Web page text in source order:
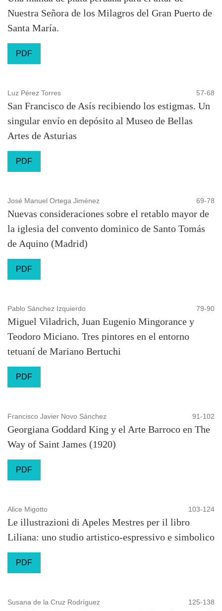
Nuestra Señora de los Milagros del Gran Puerto de
Santa María.
PDF
Luz Pérez Torres 57-68
San Francisco de Asís recibiendo los estigmas. Un
singular envío en depósito al Museo de Bellas
Artes de Asturias
PDF
José Manuel Ortega Jiménez 69-78
Nuevas consideraciones sobre el retablo mayor de
la iglesia del convento dominico de Santo Tomás
de Aquino (Madrid)
PDF
Pablo Sánchez Izquierdo 79-90
Miguel Viladrich, Juan Eugenio Mingorance y
Teodoro Miciano. Tres pintores en el entorno
tetuaní de Mariano Bertuchi
PDF
Francisco Javier Novo Sánchez 91-102
Georgiana Goddard King y el Arte Barroco en The
Way of Saint James (1920)
PDF
Alice Migotto 103-124
Le illustrazioni di Apeles Mestres per il libro
Liliana: uno studio artistico-espressivo e simbolico
PDF
Susana de la Cruz Rodríguez 125-138